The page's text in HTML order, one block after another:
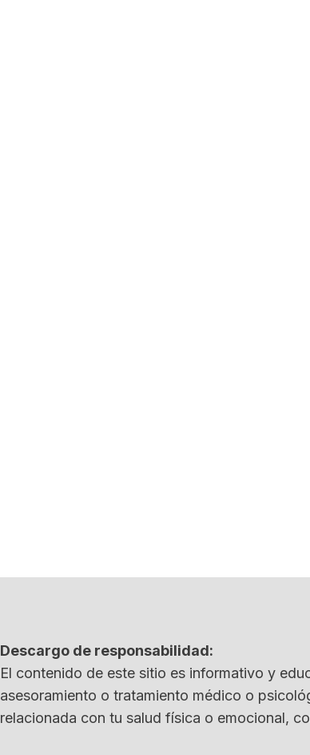
Descargo de responsabilidad:
El contenido de este sitio es informativo y
asesoramiento o tratamiento médico o
relacionada con tu salud física o emocional,